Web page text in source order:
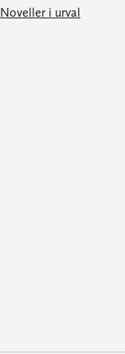
Noveller i urval